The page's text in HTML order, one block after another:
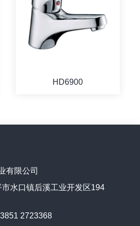
HD6900
有限公司
水口镇后溪工业开发区194
2723368